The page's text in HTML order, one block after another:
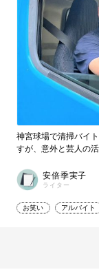
神宮球場で清掃バイ
すが、意外と芸人の
安倍季実子
ライター
お笑い アルバイト